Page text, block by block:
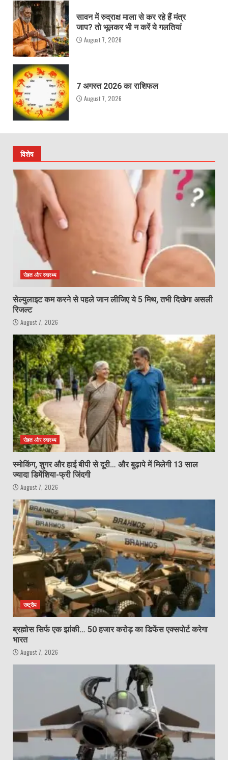
सावन में रुद्राक्ष माला से कर रहे हैं मंत्र
जाप? तो भूलकर भी न करें ये गलतियां
August 7, 2026
7 अगस्त 2026 का राशिफल
August 7, 2026
विशेष
सेहत और स्वास्थ्य
सेल्युलाइट कम करने से पहले जान लीजिए ये 5 मिथ, तभी दिखेगा असली
रिजल्ट
August 7, 2026
सेहत और स्वास्थ्य
स्मोकिंग, शुगर और हाई बीपी से दूरी… और बुढ़ापे में मिलेगी 13 साल
ज्यादा डिमेंशिया-फ्री जिंदगी
August 7, 2026
राष्ट्रीय
ब्रह्मोस सिर्फ एक झांकी… 50 हजार करोड़ का डिफेंस एक्सपोर्ट करेगा
भारत
August 7, 2026